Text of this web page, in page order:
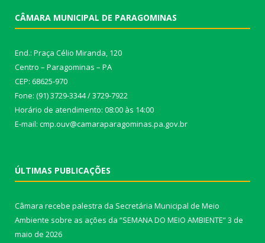
CÂMARA MUNICIPAL DE PARAGOMINAS
End.: Praça Célio Miranda, 120
Centro – Paragominas – PA
CEP: 68625-970
Fone: (91) 3729-3344 / 3729-7922
Horário de atendimento: 08:00 às 14:00
E-mail: cmp.ouv@camaraparagominas.pa.gov.br
ÚLTIMAS PUBLICAÇÕES
Câmara recebe palestra da Secretária Municipal de Meio
Ambiente sobre as ações da “SEMANA DO MEIO AMBIENTE”3 de
maio de 2026